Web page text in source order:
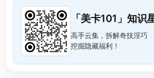
「美卡101」知识
高手云集，拆解奇技淫巧
挖掘隐藏福利！